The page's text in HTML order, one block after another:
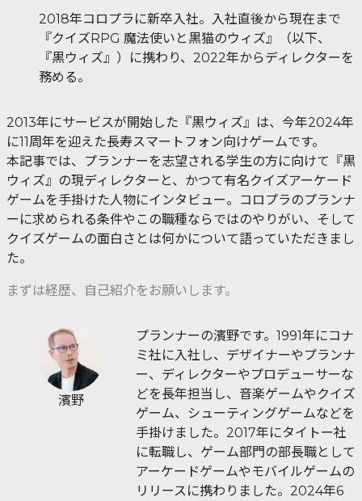
2018年コロプラに新卒入社。入社直後から現在まで
『クイズRPG 魔法使いと黒猫のウィズ』（以下、
『黒ウィズ』）に携わり、2022年からディレクターを
務める。
2013年にサービスが開始した『黒ウィズ』は、今年2024年
に11周年を迎えた長寿スマートフォン向けゲームです。
本記事では、プランナーを志望される学生の方に向けて『黒
ウィズ』の現ディレクターと、かつて有名クイズアーケード
ゲームを手掛けた人物にインタビュー。コロプラのプランナ
ーに求められる条件やこの職種ならではのやりがい、そして
クイズゲームの面白さとは何かについて語っていただきまし
た。
まずは経歴、自己紹介をお願いします。
濱野
プランナーの濱野です。1991年にコナ
ミ社に入社し、デザイナーやプランナ
ー、ディレクターやプロデューサーな
どを長年担当し、音楽ゲームやクイズ
ゲーム、シューティングゲームなどを
手掛けました。2017年にタイトー社
に転職し、ゲーム部門の部長職として
アーケードゲームやモバイルゲームの
リリースに携わりました。2024年6